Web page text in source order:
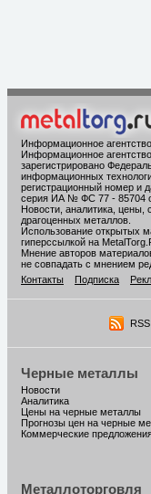
Информационное
Информационное
зарегистрировано
информационных
регистрационный номер и
серия ИА № ФС 77 - 85704
Новости, аналитика, цены,
драгоценных металлов.
Использование открытых
гиперссылкой на
Мнение авторов
не совпадать с мнением
Контакты
Подписка
RSS
Черные металлы
Новости
Аналитика
Цены на черные металлы
Прогнозы цен на черные
Коммерческие
Металлоторговля